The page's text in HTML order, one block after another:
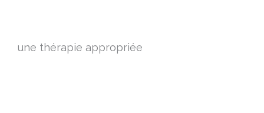
une thérapie appropriée